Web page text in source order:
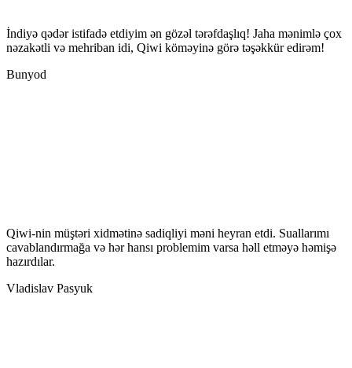
İndiyə qədər istifadə etdiyim ən gözəl tərəfdaşlıq! Jaha mənimlə çox
nəzakətli və mehriban idi, Qiwi köməyinə görə təşəkkür edirəm!
Bunyod
Qiwi-nin müştəri xidmətinə sadiqliyi məni heyran etdi. Suallarımı
cavablandırmağa və hər hansı problemim varsa həll etməyə həmişə
hazırdılar.
Vladislav Pasyuk